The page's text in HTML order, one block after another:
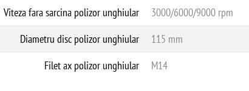
Viteza fara sarcina polizor unghiular
3000/6000/9000 rpm
Diametru disc polizor unghiular
115 mm
Filet ax polizor unghiular
M14